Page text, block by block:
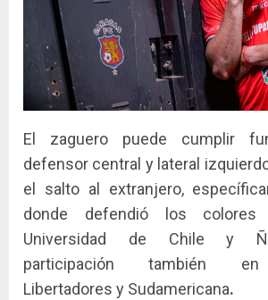
El zaguero puede cumplir
defensor central y lateral
el salto al extranjero,
donde defendió los colores
Universidad de Chile y
participación también en
Libertadores y Sudamericana.